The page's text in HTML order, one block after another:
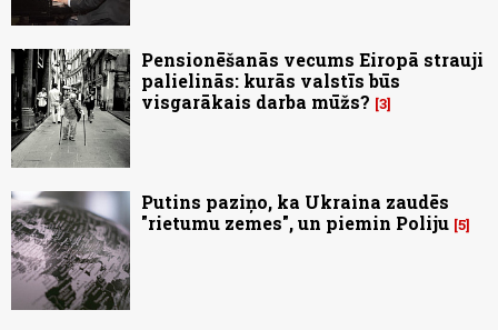
Pensionēšanās vecums Eiropā strauji
palielinās: kurās valstīs būs
visgarākais darba mūžs? 3
Putins paziņo, ka Ukraina zaudēs
"rietumu zemes", un piemin Poliju 5